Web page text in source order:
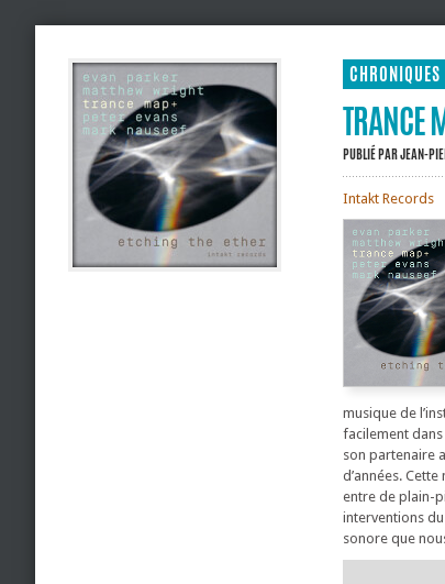
CHRONIQUES
TRANCE
PUBLIÉ PARJEAN-
Intakt Records
musique de
facilement
son partenaire
d’années.
entre de plain-
interventions
sonore que